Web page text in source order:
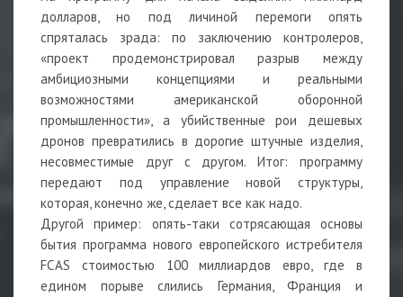
долларов, но под личиной перемоги опять
спряталась зрада: по заключению контролеров,
«проект продемонстрировал разрыв между
амбициозными концепциями и реальными
возможностями американской оборонной
промышленности», а убийственные рои дешевых
дронов превратились в дорогие штучные изделия,
несовместимые друг с другом. Итог: программу
передают под управление новой структуры,
которая, конечно же, сделает все как надо.
Другой пример: опять-таки сотрясающая основы
бытия программа нового европейского истребителя
FCAS стоимостью 100 миллиардов евро, где в
едином порыве слились Германия, Франция и